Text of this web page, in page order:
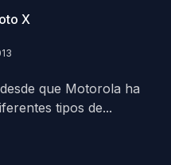
X
que Motorola ha
tipos de...